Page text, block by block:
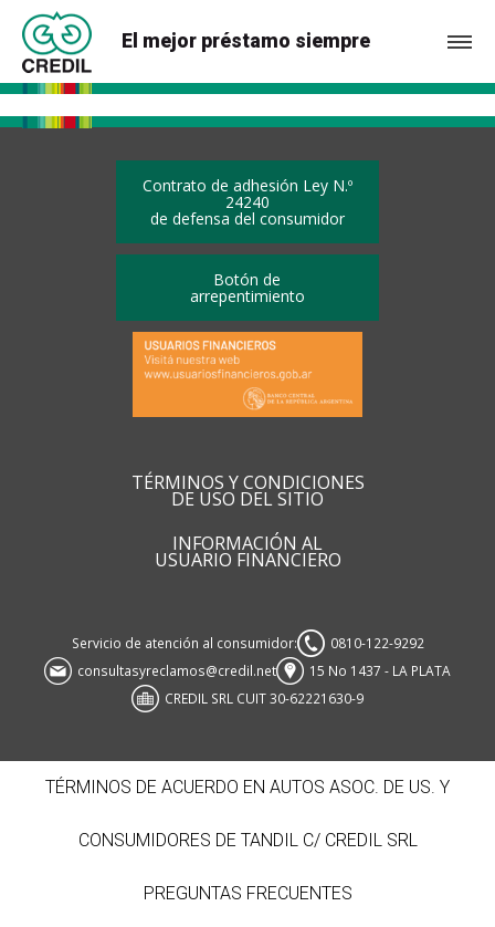
El mejor préstamo siempre
Contrato de adhesión Ley N.º
24240
de defensa del consumidor
Botón de
arrepentimiento
TÉRMINOS Y CONDICIONES
DE USO DEL SITIO
INFORMACIÓN AL
USUARIO FINANCIERO
Servicio de atención al consumidor:
0810-122-9292
consultasyreclamos@credil.net
15 No 1437 - LA PLATA
CREDIL SRL CUIT 30-62221630-9
TÉRMINOS DE ACUERDO EN AUTOS ASOC. DE US. Y
CONSUMIDORES DE TANDIL C/ CREDIL SRL
PREGUNTAS FRECUENTES